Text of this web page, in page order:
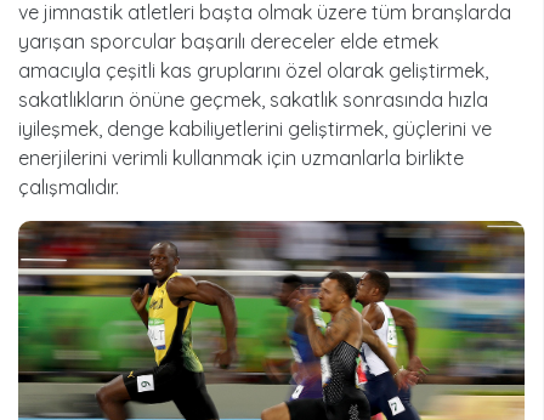
ve jimnastik atletleri başta olmak üzere tüm branşlarda
yarışan sporcular başarılı dereceler elde etmek
amacıyla çeşitli kas gruplarını özel olarak geliştirmek,
sakatlıkların önüne geçmek, sakatlık sonrasında hızla
iyileşmek, denge kabiliyetlerini geliştirmek, güçlerini ve
enerjilerini verimli kullanmak için uzmanlarla birlikte
çalışmalıdır.